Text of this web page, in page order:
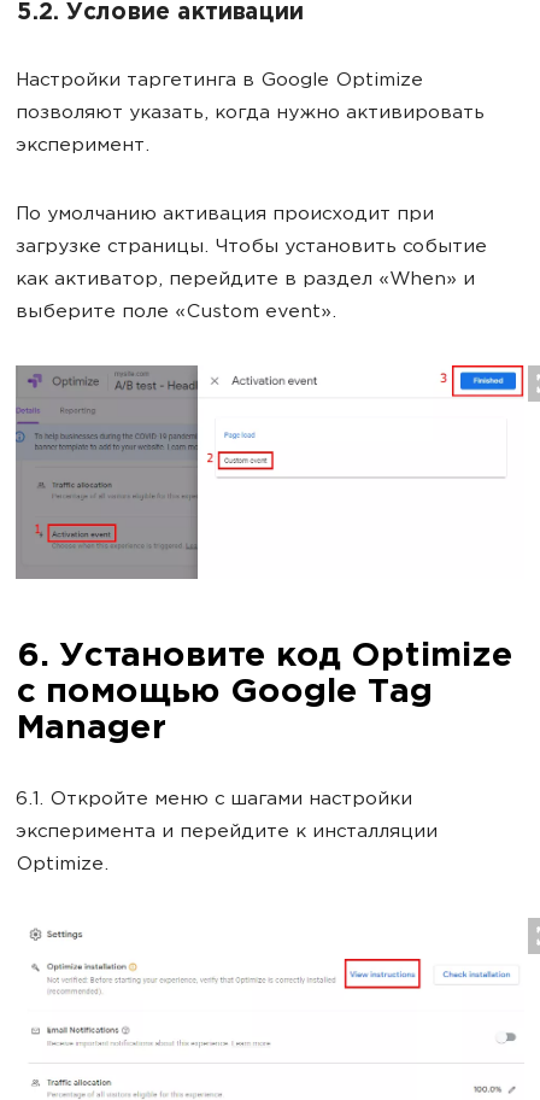
5.2. Условие активации
Настройки таргетинга в Google Optimize
позволяют указать, когда нужно активировать
эксперимент.
По умолчанию активация происходит при
загрузке страницы. Чтобы установить событие
как активатор, перейдите в раздел «When» и
выберите поле «Custom event».
6. Установите код Optimize
с помощью Google Tag
Manager
6.1. Откройте меню с шагами настройки
эксперимента и перейдите к инсталляции
Optimize.